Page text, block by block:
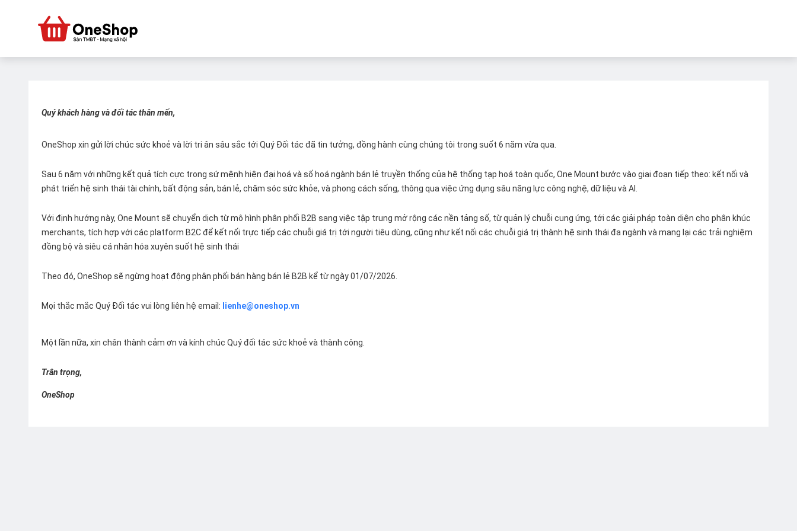
Quý khách hàng và đối tác thân mến,
OneShop xin gửi lời chúc sức khoẻ và lời tri ân sâu sắc tới Quý Đối tác đã tin tưởng, đồng hành cùng chúng tôi trong suốt 6 năm vừa qua.
Sau 6 năm với những kết quả tích cực trong sứ mệnh hiện đại hoá và số hoá ngành bán lẻ truyền thống của hệ thống tạp hoá toàn quốc, One Mount bước vào giai đoạn tiếp theo: kết nối và
phát triển hệ sinh thái tài chính, bất động sản, bán lẻ, chăm sóc sức khỏe, và phong cách sống, thông qua việc ứng dụng sâu năng lực công nghệ, dữ liệu và AI.
Với định hướng này, One Mount sẽ chuyển dịch từ mô hình phân phối B2B sang việc tập trung mở rộng các nền tảng số, từ quản lý chuỗi cung ứng, tới các giải pháp toàn diện cho phân khúc
merchants, tích hợp với các platform B2C để kết nối trực tiếp các chuỗi giá trị tới người tiêu dùng, cũng như kết nối các chuỗi giá trị thành hệ sinh thái đa ngành và mang lại các trải nghiệm
đồng bộ và siêu cá nhân hóa xuyên suốt hệ sinh thái
Theo đó, OneShop sẽ ngừng hoạt động phân phối bán hàng bán lẻ B2B kể từ ngày 01/07/2026.
Mọi thắc mắc Quý Đối tác vui lòng liên hệ email: lienhe@oneshop.vn
Một lần nữa, xin chân thành cảm ơn và kính chúc Quý đối tác sức khoẻ và thành công.
Trân trọng,
OneShop